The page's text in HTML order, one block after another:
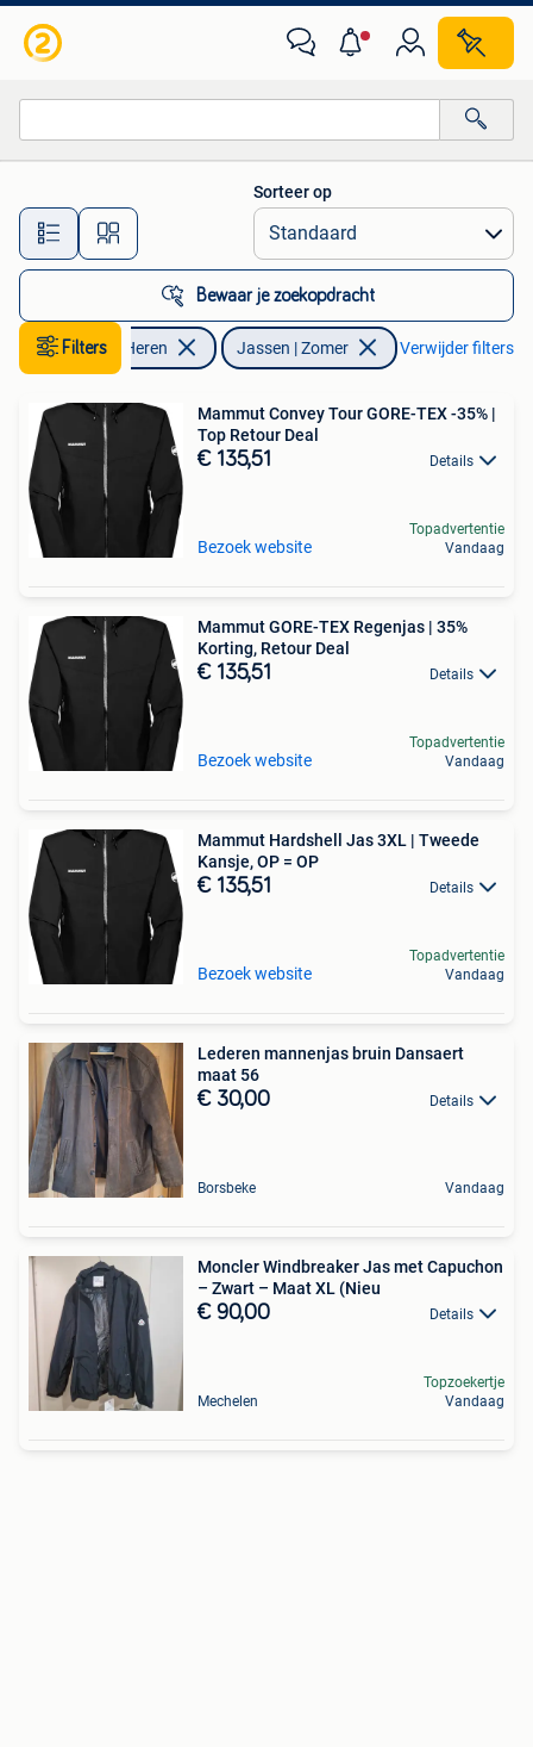
Alle afstanden…
Sorteer op
Bewaar je zoekopdracht
Filters
Kleding | Heren Jassen | Zomer Verwijder filters
Mammut Convey Tour GORE-TEX -35% |
Top Retour Deal
€ 135,51 Details
Bezoek website
Topadvertentie
Vandaag
Mammut GORE-TEX Regenjas | 35%
Korting, Retour Deal
€ 135,51 Details
Bezoek website
Topadvertentie
Vandaag
Mammut Hardshell Jas 3XL | Tweede
Kansje, OP = OP
€ 135,51 Details
Bezoek website
Topadvertentie
Vandaag
Lederen mannenjas bruin Dansaert
maat 56
€ 30,00 Details
Borsbeke Vandaag
Moncler Windbreaker Jas met Capuchon
– Zwart – Maat XL (Nieu
€ 90,00 Details
Mechelen
Topzoekertje
Vandaag